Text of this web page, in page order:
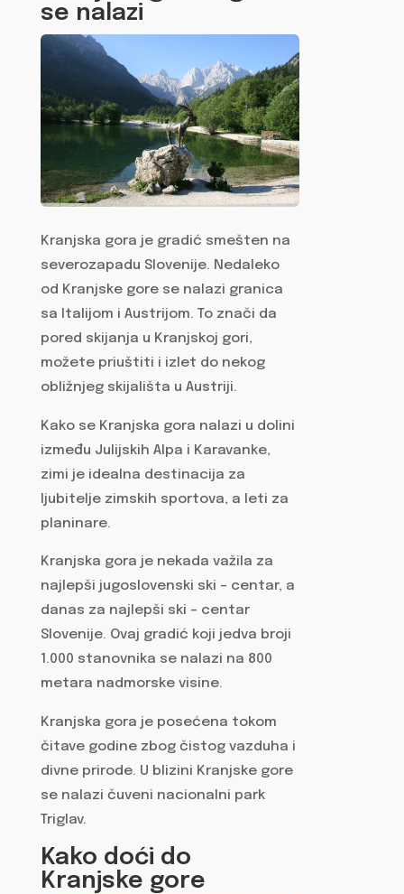
se nalazi
Kranjska gora je gradić smešten na
severozapadu Slovenije. Nedaleko
od Kranjske gore se nalazi granica
sa Italijom i Austrijom. To znači da
pored skijanja u Kranjskoj gori,
možete priuštiti i izlet do nekog
obližnjeg skijališta u Austriji.
Kako se Kranjska gora nalazi u dolini
između Julijskih Alpa i Karavanke,
zimi je idealna destinacija za
ljubitelje zimskih sportova, a leti za
planinare.
Kranjska gora je nekada važila za
najlepši jugoslovenski ski – centar, a
danas za najlepši ski – centar
Slovenije. Ovaj gradić koji jedva broji
1.000 stanovnika se nalazi na 800
metara nadmorske visine.
Kranjska gora je posećena tokom
čitave godine zbog čistog vazduha i
divne prirode. U blizini Kranjske gore
se nalazi čuveni nacionalni park
Triglav.
Kako doći do
Kranjske gore